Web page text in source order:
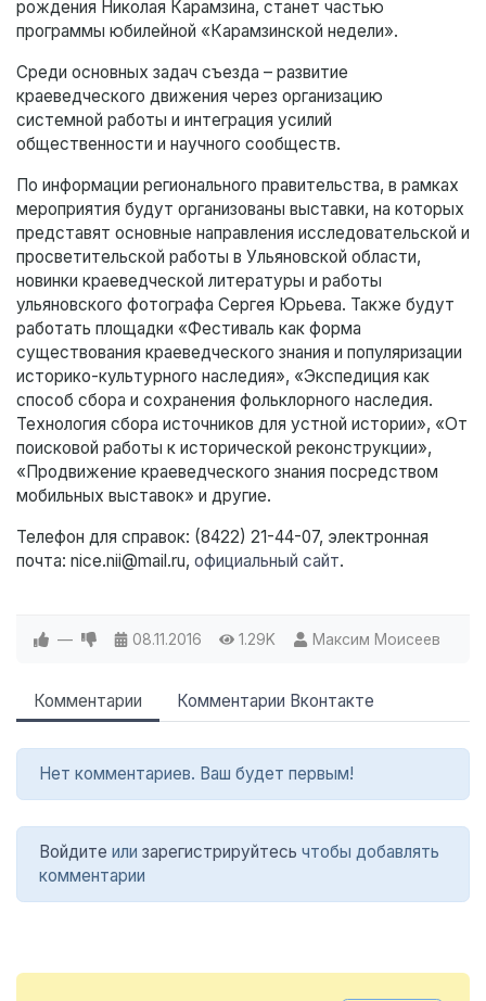
рождения Николая Карамзина, станет частью
программы юбилейной «Карамзинской недели».
Среди основных задач съезда – развитие
краеведческого движения через организацию
системной работы и интеграция усилий
общественности и научного сообществ.
По информации регионального правительства, в рамках
мероприятия будут организованы выставки, на которых
представят основные направления исследовательской и
просветительской работы в Ульяновской области,
новинки краеведческой литературы и работы
ульяновского фотографа Сергея Юрьева. Также будут
работать площадки «Фестиваль как форма
существования краеведческого знания и популяризации
историко-культурного наследия», «Экспедиция как
способ сбора и сохранения фольклорного наследия.
Технология сбора источников для устной истории», «От
поисковой работы к исторической реконструкции»,
«Продвижение краеведческого знания посредством
мобильных выставок» и другие.
Телефон для справок: (8422) 21-44-07, электронная
почта: nice.nii@mail.ru, официальный сайт.
— 08.11.2016 1.29K Максим Моисеев
Комментарии Комментарии Вконтакте
Нет комментариев. Ваш будет первым!
Войдите или зарегистрируйтесь чтобы добавлять
комментарии